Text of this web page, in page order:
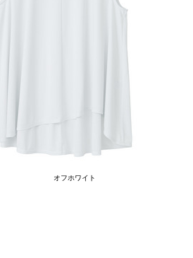
オフホワイト